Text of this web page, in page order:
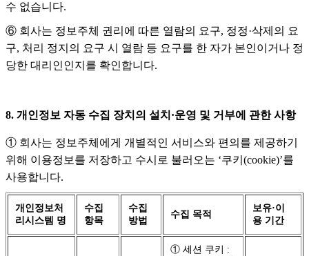
수 없습니다.
⑥ 회사는 정보주체 권리에 따른 열람의 요구, 정정·삭제의 요
구, 처리 정지의 요구 시 열람 등 요구를 한 자가 본인이거나 정
당한 대리인인지를 확인합니다.
8. 개인정보 자동 수집 장치의 설치·운영 및 거부에 관한 사항
① 회사는 정보주체에게 개별적인 서비스와 편의를 제공하기
위해 이용정보를 저장하고 수시로 불러오는 ‘쿠키(cookie)’를
사용합니다.
개인정보처
리시스템 명
수집
항목
수집
방법
수집 목적
보유·이
용 기간
① 세션 쿠키 :